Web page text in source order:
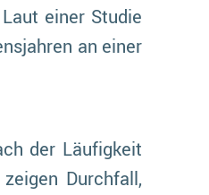
einer Studie
an einer
der Läufigkeit
Durchfall,